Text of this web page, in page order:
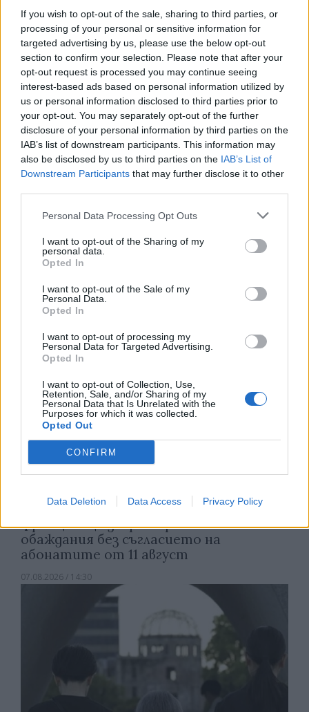
If you wish to opt-out of the sale, sharing to third parties, or
processing of your personal or sensitive information for
targeted advertising by us, please use the below opt-out
section to confirm your selection. Please note that after your
opt-out request is processed you may continue seeing
interest-based ads based on personal information utilized by
us or personal information disclosed to third parties prior to
your opt-out. You may separately opt-out of the further
disclosure of your personal information by third parties on the
IAB’s list of downstream participants. This information may
also be disclosed by us to third parties on the IAB’s List of
Downstream Participants that may further disclose it to other
Personal Data Processing Opt Outs
I want to opt-out of the Sharing of my
personal data.
Opted In
I want to opt-out of the Sale of my
Personal Data.
Opted In
I want to opt-out of processing my
Personal Data for Targeted Advertising.
Opted In
I want to opt-out of Collection, Use,
Retention, Sale, and/or Sharing of my
Personal Data that Is Unrelated with the
Purposes for which it was collected.
Opted Out
CONFIRM
Data Deletion Data Access Privacy Policy
Изкуствен интелект за първи път
създаде нови жизнеспособни вируси
07.08.2026 / 15:30
Астронавти на NASA излязоха в
открития космос
07.08.2026 / 15:00
Франция ще забрани рекламните
обаждания без съгласието на
абонатите от 11 август
07.08.2026 / 14:30